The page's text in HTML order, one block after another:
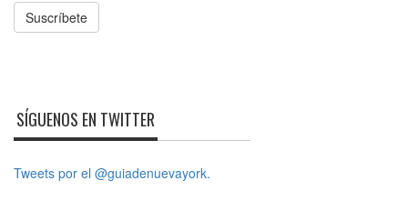
Suscríbete
SÍGUENOS EN TWITTER
Tweets por el @guiadenuevayork.